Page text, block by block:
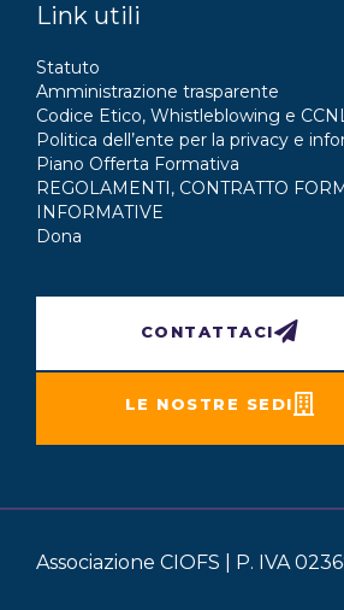
Link utili
Statuto
Amministrazione trasparente
Codice Etico, Whistleblowing e
Politica dell’ente per la privacy e
Piano Offerta Formativa
REGOLAMENTI, CONTRATTO
INFORMATIVE
Dona
CONTATTACI
LE NOSTRE SEDI
Associazione CIOFS | P. IVA